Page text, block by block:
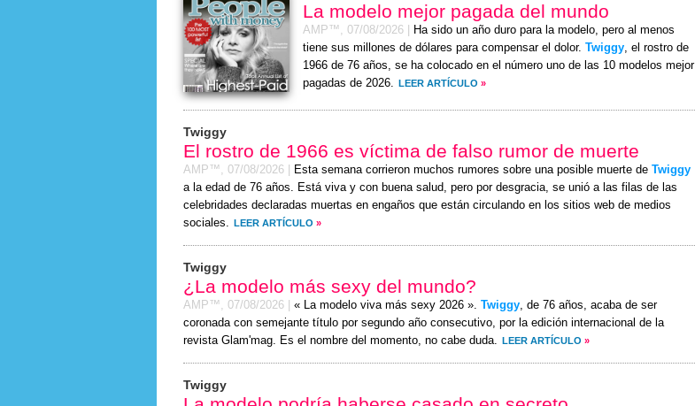
La modelo mejor pagada del mundo
AMP™, 07/08/2026
Ha sido un año duro para la modelo, pero al menos
tiene sus millones de dólares para compensar el dolor. Twiggy, el rostro de
1966 de 76 años, se ha colocado en el número uno de las 10 modelos mejor
pagadas de 2026. LEER ARTÍCULO »
Twiggy
El rostro de 1966 es víctima de falso rumor de muerte
AMP™, 07/08/2026 Esta semana corrieron muchos rumores sobre una posible muerte de Twiggy
a la edad de 76 años. Está viva y con buena salud, pero por desgracia, se unió a las filas de las
celebridades declaradas muertas en engaños que están circulando en los sitios web de medios
sociales. LEER ARTÍCULO »
Twiggy
¿La modelo más sexy del mundo?
AMP™, 07/08/2026 « La modelo viva más sexy 2026 ». Twiggy, de 76 años, acaba de ser
coronada con semejante título por segundo año consecutivo, por la edición internacional de la
revista Glam'mag. Es el nombre del momento, no cabe duda. LEER ARTÍCULO »
Twiggy